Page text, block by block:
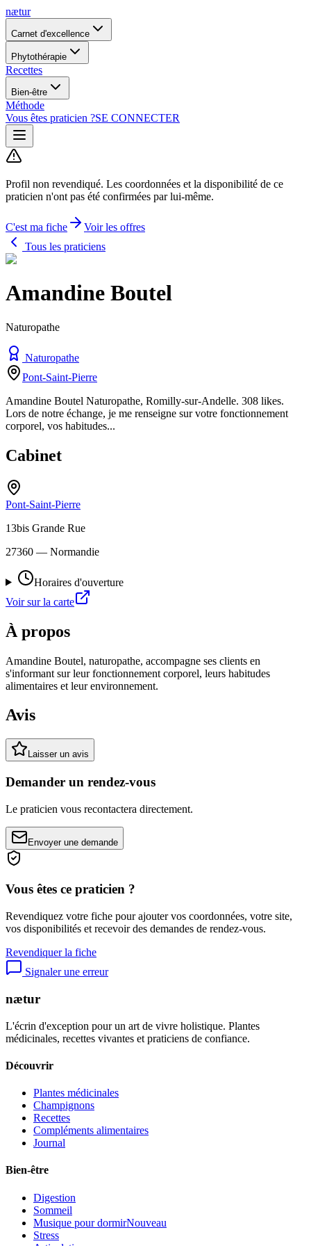
nætur
Carnet d'excellence
Phytothérapie
Recettes
Bien-être
Méthode
Vous êtes praticien ?SE CONNECTER
Profil non revendiqué. Les coordonnées et la disponibilité de ce
praticien n'ont pas été confirmées par lui-même.
C'est ma fiche
Voir les offres
Tous les praticiens
Amandine Boutel
Naturopathe
Naturopathe
Pont-Saint-Pierre
Amandine Boutel Naturopathe, Romilly-sur-Andelle. 308 likes.
Lors de notre échange, je me renseigne sur votre fonctionnement
corporel, vos habitudes...
Cabinet
Pont-Saint-Pierre
13bis Grande Rue
27360 — Normandie
Horaires d'ouverture
Voir sur la carte
À propos
Amandine Boutel, naturopathe, accompagne ses clients en
s'informant sur leur fonctionnement corporel, leurs habitudes
alimentaires et leur environnement.
Avis
Laisser un avis
Demander un rendez-vous
Le praticien vous recontactera directement.
Envoyer une demande
Vous êtes ce praticien ?
Revendiquez votre fiche pour ajouter vos coordonnées, votre site,
vos disponibilités et recevoir des demandes de rendez-vous.
Revendiquer la fiche
Signaler une erreur
nætur
L'écrin d'exception pour un art de vivre holistique. Plantes
médicinales, recettes vivantes et praticiens de confiance.
Découvrir
Plantes médicinales
Champignons
Recettes
Compléments alimentaires
Journal
Bien-être
Digestion
Sommeil
Musique pour dormirNouveau
Stress